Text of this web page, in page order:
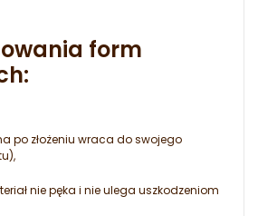
form
po złożeniu wraca do swojego
nie pęka i nie ulega uszkodzeniom